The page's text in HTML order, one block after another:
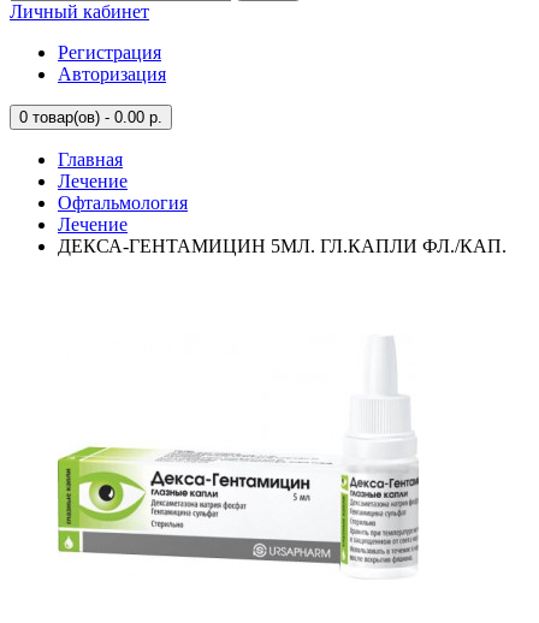
Личный кабинет
Регистрация
Авторизация
0 товар(ов) - 0.00 р.
Главная
Лечение
Офтальмология
Лечение
ДЕКСА-ГЕНТАМИЦИН 5МЛ. ГЛ.КАПЛИ ФЛ./КАП.